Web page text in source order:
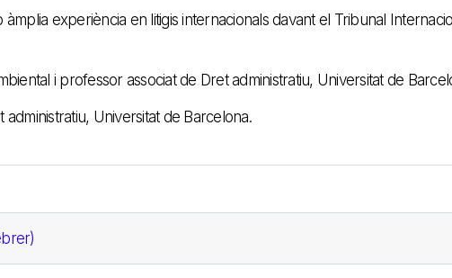
experiència en litigis internacionals davant el Tribunal
i professor associat de Dret administratiu, Universitat de
Universitat de Barcelona.